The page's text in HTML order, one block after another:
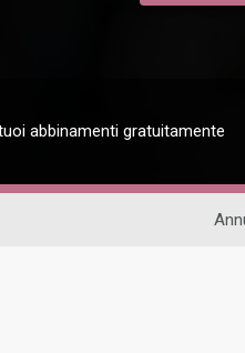
abbinamenti gratuitamente